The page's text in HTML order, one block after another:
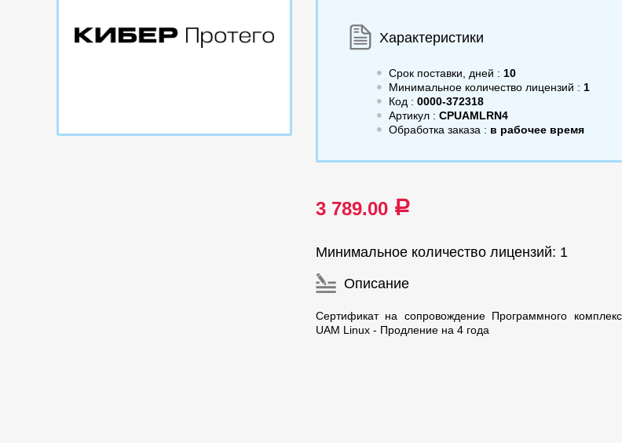
Характеристики
Срок поставки, дней : 10
Минимальное количество лицензий : 1
Код : 0000-372318
Артикул : CPUAMLRN4
Обработка заказа : в рабочее время
3 789.00 a
Минимальное количество лицензий: 1
Описание
Сертификат на сопровождение Программного
UAM Linux - Продление на 4 года